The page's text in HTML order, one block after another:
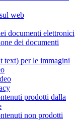
web
documenti elettronici
dei documenti
text) per le immagini
prodotti dalla
non prodotti